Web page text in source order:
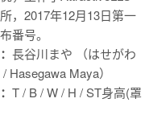
，2017年12月13日第一
番号。
長谷川まや （はせがわ
Hasegawa Maya）
T / B / W / H / ST身高(罩